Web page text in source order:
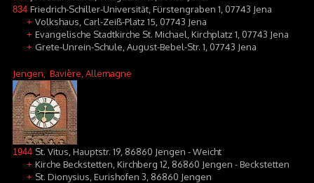
834 Friedrich-Schiller-Universität, Fürstengraben 1, 07743 Jena
+ Volkshaus, Carl-Zeiß-Platz 15, 07743 Jena
+ Evangelische Stadtkirche St. Michael, Kirchplatz 1, 07743 Jena
+ Grete-Unrein-Schule, August-Bebel-Str. 1, 07743 Jena
Jengen , Bavière, Allemagne
1944 St. Vitus, Hauptstr. 19, 86860 Jengen - Weicht
+ Kirche Beckstetten, Kirchberg 12, 86860 Jengen - Beckstetten
+ St. Dionysius, Eurishofen 3, 86860 Jengen